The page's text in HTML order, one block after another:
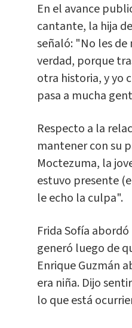
En el avance
cantante, la hija
señaló: "No les de
verdad, porque
otra historia, y yo
pasa a mucha
Respecto a la
mantener con su
Moctezuma, la
estuvo presente
le echo la culpa".
Frida Sofía
generó luego de
Enrique Guzmán
era niña. Dijo
lo que está